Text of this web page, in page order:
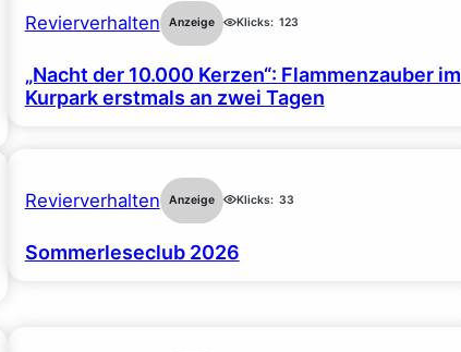
Revierverhalten Anzeige Klicks: 123
„Nacht der 10.000 Kerzen“: Flammenzauber im
Kurpark erstmals an zwei Tagen
Revierverhalten Anzeige Klicks: 33
Sommerleseclub 2026